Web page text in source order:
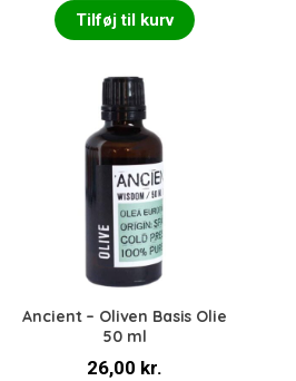
Tilføj til kurv
Ancient – Oliven Basis Olie
50 ml
26,00 kr.